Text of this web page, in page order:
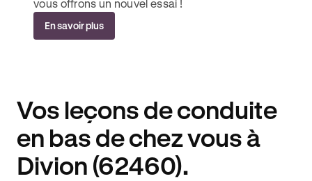
vous offrons un nouvel essai !
En savoir plus
Vos leçons de conduite
en bas de chez vous à
Divion (62460).